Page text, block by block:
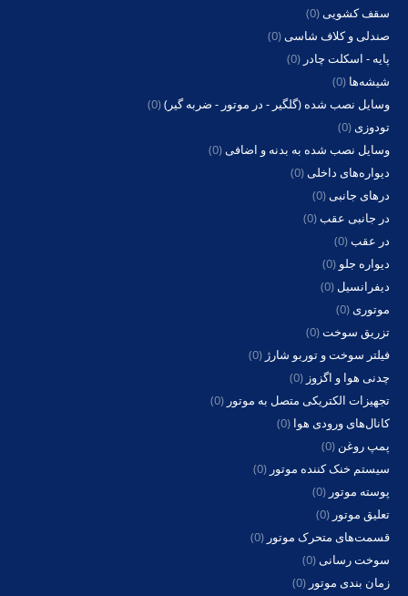
سقف کشویی(0)
صندلی و کلاف شاسی(0)
پایه - اسکلت چادر (0)
شیشه‌ها (0)
وسایل نصب شده (گلگیر - در موتور - ضربه گیر)(0)
تودوزی(0)
وسایل نصب شده به بدنه و اضافی(0)
دیواره‌های داخلی(0)
درهای جانبی(0)
در جانبی عقب(0)
در عقب(0)
دیواره جلو (0)
دیفرانسیل (0)
موتوری(0)
تزریق سوخت(0)
فیلتر سوخت و توربو شارژ (0)
چدنی هوا و اگزوز (0)
تجهیزات الکتریکی متصل به موتور (0)
کانال‌های ورودی هوا (0)
پمپ روغن (0)
سیستم خنک کننده موتور (0)
پوسته موتور (0)
تعلیق موتور (0)
قسمت‌های متحرک موتور (0)
سوخت رسانی(0)
زمان بندی موتور (0)